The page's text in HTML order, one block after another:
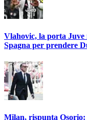
Vlahovic, la porta
Spagna per prendere
Milan, rispunta